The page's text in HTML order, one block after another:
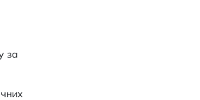
за